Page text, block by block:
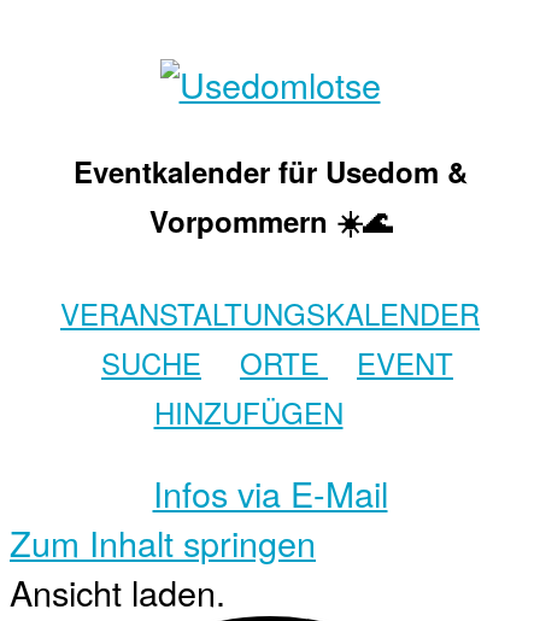
Eventkalender für Usedom &
Vorpommern ☀️🌊
VERANSTALTUNGSKALENDER
SUCHE
ORTE
EVENT
HINZUFÜGEN
Infos via E-Mail
Zum Inhalt springen
Ansicht laden.